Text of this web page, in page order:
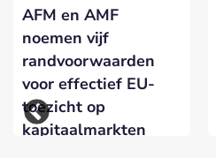
AFM en AMF
noemen vijf
randvoorwaarden
voor effectief EU-
toezicht op
kapitaalmarkten